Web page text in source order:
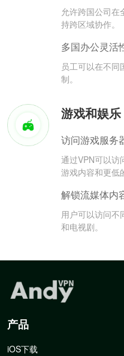
允许跨国公司在
持跨区域协作。
多国办公灵活
员工可以在不同
制。
游戏和娱乐
访问游戏服务
通过VPN可以访
游戏内容和更低
解锁流媒体内
用户可以访问不
和电视剧。
产品
iOS下载